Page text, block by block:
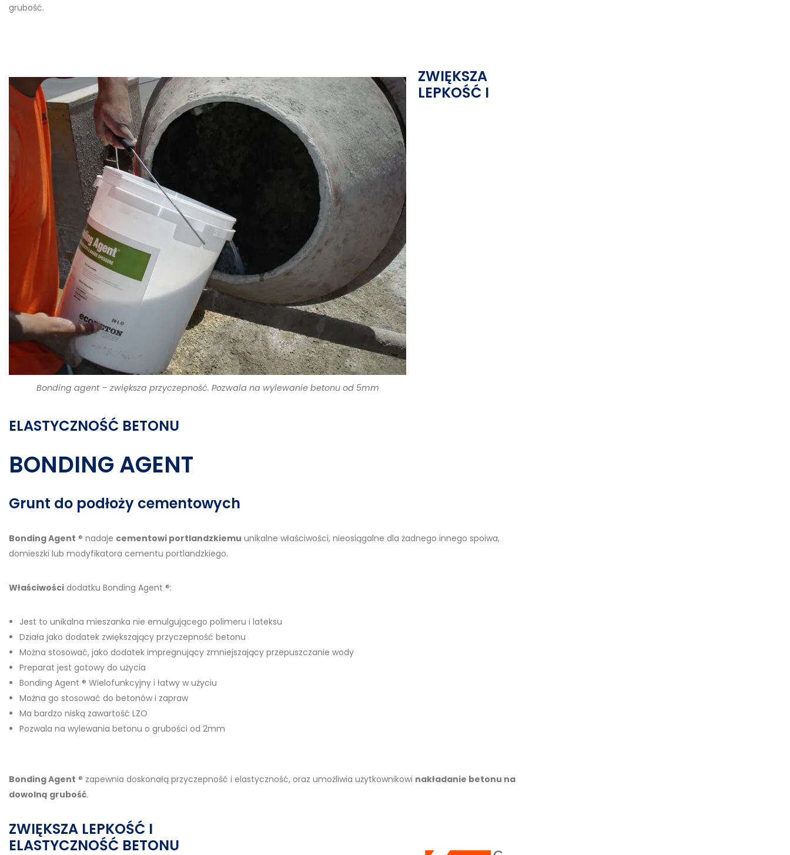
grubość.
Bonding agent – zwiększa przyczepność. Pozwala na wylewanie betonu od 5mm
ZWIĘKSZA
LEPKOŚĆ I
ELASTYCZNOŚĆ BETONU
BONDING AGENT
Grunt do podłoży cementowych
Bonding Agent ® nadaje cementowi portlandzkiemu unikalne właściwości, nieosiągalne dla żadnego innego spoiwa,
domieszki lub modyfikatora cementu portlandzkiego.
Właściwości dodatku Bonding Agent ®:
Jest to unikalna mieszanka nie emulgującego polimeru i lateksu
Działa jako dodatek zwiększający przyczepność betonu
Można stosować, jako dodatek impregnujący zmniejszający przepuszczanie wody
Preparat jest gotowy do użycia
Bonding Agent ® Wielofunkcyjny i łatwy w użyciu
Można go stosować do betonów i zapraw
Ma bardzo niską zawartość LZO
Pozwala na wylewania betonu o grubości od 2mm
Bonding Agent ® zapewnia doskonałą przyczepność i elastyczność, oraz umożliwia użytkownikowi nakładanie betonu na
dowolną grubość.
ZWIĘKSZA LEPKOŚĆ I
ELASTYCZNOŚĆ BETONU